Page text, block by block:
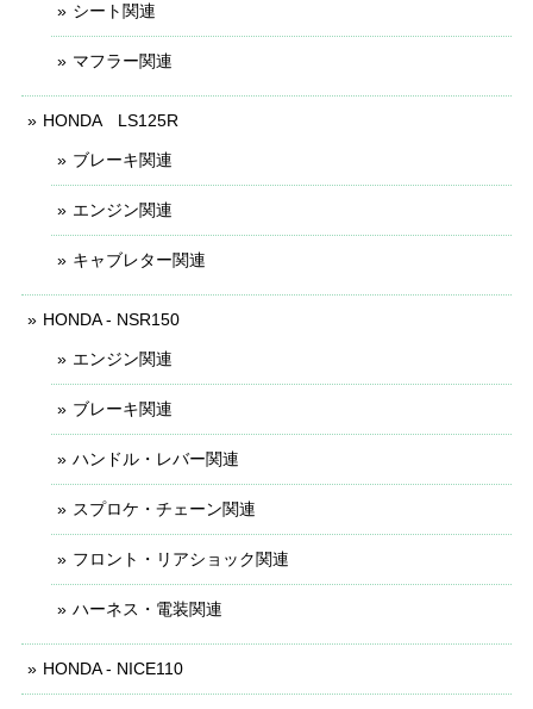
シート関連
マフラー関連
HONDA LS125R
ブレーキ関連
エンジン関連
キャブレター関連
HONDA - NSR150
エンジン関連
ブレーキ関連
ハンドル・レバー関連
スプロケ・チェーン関連
フロント・リアショック関連
ハーネス・電装関連
HONDA - NICE110